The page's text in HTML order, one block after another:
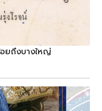
ยถึงบางใหญ่